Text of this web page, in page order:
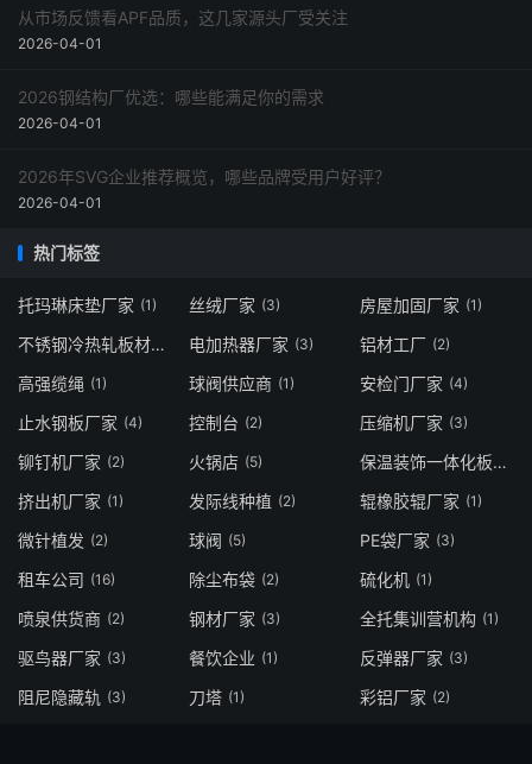
从市场反馈看APF品质，这几家源头厂受关注
2026-04-01
2026钢结构厂优选：哪些能满足你的需求
2026-04-01
2026年SVG企业推荐概览，哪些品牌受用户好评？
2026-04-01
热门标签
托玛琳床垫厂家 (1) 丝绒厂家 (3) 房屋加固厂家 (1)
不锈钢冷热轧板材
(1) 电加热器厂家 (3) 铝材工厂 (2)
高强缆绳 (1) 球阀供应商 (1) 安检门厂家 (4)
止水钢板厂家 (4) 控制台 (2) 压缩机厂家 (3)
铆钉机厂家 (2) 火锅店 (5) 保温装饰一体化板厂家
挤出机厂家 (1) 发际线种植 (2) 辊橡胶辊厂家 (1)
微针植发 (2) 球阀 (5) PE袋厂家 (3)
租车公司 (16) 除尘布袋 (2) 硫化机 (1)
喷泉供货商 (2) 钢材厂家 (3) 全托集训营机构 (1)
驱鸟器厂家 (3) 餐饮企业 (1) 反弹器厂家 (3)
阻尼隐藏轨 (3) 刀塔 (1) 彩铝厂家 (2)